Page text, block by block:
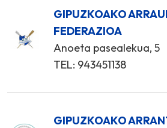
GIPUZKOAKO
FEDERAZIOA
Anoeta pasealekua, 5
TEL: 943451138
GIPUZKOAKO